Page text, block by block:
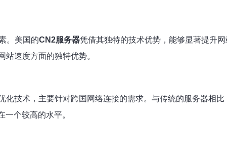
。美国的CN2服务器凭借其独特的技术优势，能够显著提升
站速度方面的独特优势。
化技术，主要针对跨国网络连接的需求。与传统的服务器相
个较高的水平。